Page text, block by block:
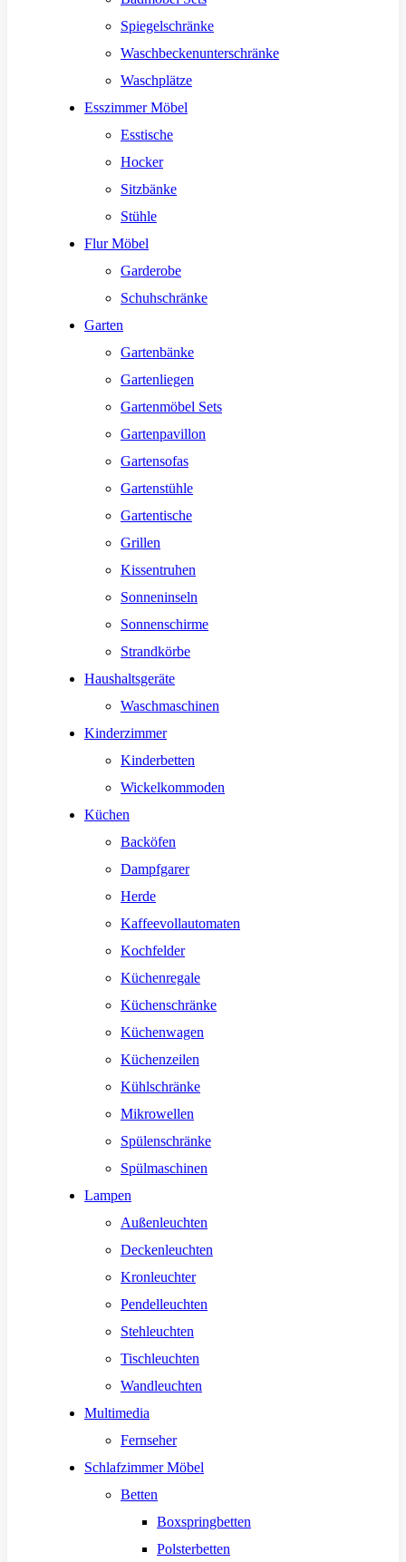
Spiegelschränke
Waschbeckenunterschränke
Waschplätze
Esszimmer Möbel
Esstische
Hocker
Sitzbänke
Stühle
Flur Möbel
Garderobe
Schuhschränke
Garten
Gartenbänke
Gartenliegen
Gartenmöbel Sets
Gartenpavillon
Gartensofas
Gartenstühle
Gartentische
Grillen
Kissentruhen
Sonneninseln
Sonnenschirme
Strandkörbe
Haushaltsgeräte
Waschmaschinen
Kinderzimmer
Kinderbetten
Wickelkommoden
Küchen
Backöfen
Dampfgarer
Herde
Kaffeevollautomaten
Kochfelder
Küchenregale
Küchenschränke
Küchenwagen
Küchenzeilen
Kühlschränke
Mikrowellen
Spülenschränke
Spülmaschinen
Lampen
Außenleuchten
Deckenleuchten
Kronleuchter
Pendelleuchten
Stehleuchten
Tischleuchten
Wandleuchten
Multimedia
Fernseher
Schlafzimmer Möbel
Betten
Boxspringbetten
Polsterbetten